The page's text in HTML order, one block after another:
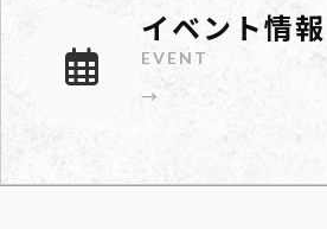
イベント情報
EVENT
→